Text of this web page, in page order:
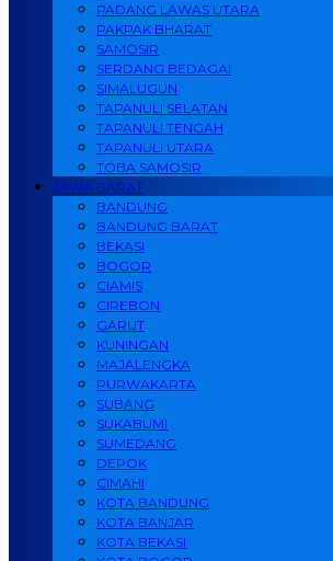
PADANG LAWAS UTARA
PAKPAK BHARAT
SAMOSIR
SERDANG BEDAGAI
SIMALUGUN
TAPANULI SELATAN
TAPANULI TENGAH
TAPANULI UTARA
TOBA SAMOSIR
JAWA BARAT
BANDUNG
BANDUNG BARAT
BEKASI
BOGOR
CIAMIS
CIREBON
GARUT
KUNINGAN
MAJALENGKA
PURWAKARTA
SUBANG
SUKABUMI
SUMEDANG
DEPOK
CIMAHI
KOTA BANDUNG
KOTA BANJAR
KOTA BEKASI